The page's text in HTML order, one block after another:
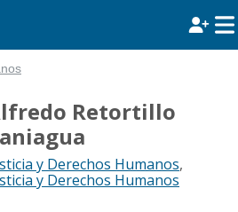
Retortillo
y Derechos Humanos,
y Derechos Humanos